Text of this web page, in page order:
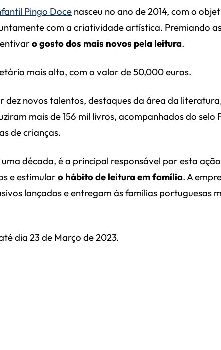
Pingo Doce nasceu no ano de 2014, com o
com a criatividade artística. Premiando
o gosto dos mais novos pela leitura.
mais alto, com o valor de 50,000 euros.
dez novos talentos, destaques da área da
mais de 156 mil livros, acompanhados do selo
de crianças.
década, é a principal responsável por esta
e estimularo hábito de leitura em família.A
lançados e entregam às famílias portuguesas
dia 23 de Março de 2023.